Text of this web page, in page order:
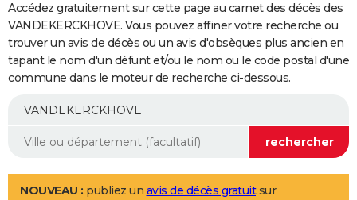
Programme TV
TNT
Streaming
Cinéma
Sorties cinéma
Musique
+
FINANCE
Retraite
Epargne
Immobilier
Risques naturels par ville
Assurance
AUTO
Essais
Réserver un essai
Citadines
Berlines
SUV
Forum auto
+
Mobiles
Meilleur smartphone
Internet
Ordinateurs
Jeux vidéo
Guide high-tech
Aménagement intérieur
LIFESTYLE
Accédez gratuitement sur cette page au carnet des décès des
VANDEKERCKHOVE. Vous pouvez affiner votre recherche ou
trouver un avis de décès ou un avis d'obsèques plus ancien en
tapant le nom d'un défunt et/ou le nom ou le code postal d'une
commune dans le moteur de recherche ci-dessous.
NOUVEAU : publiez un avis de décès gratuitsur